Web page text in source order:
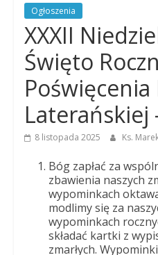
Dobrego
Pasterza
Parafia
Jezusa
Chrystusa
Dobrego
Pasterza
Ogłoszenia
XXXII
Święto
Poświęcenia
Laterańskiej
8 listopada 2025 Ks.
Bóg zapłać za
zbawienia naszych
wypominkach
modlimy się za
wypominkach
składać kartki z
zmarłych.